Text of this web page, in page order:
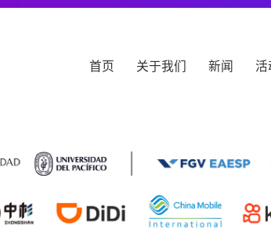
首页 关于我们 新闻 活